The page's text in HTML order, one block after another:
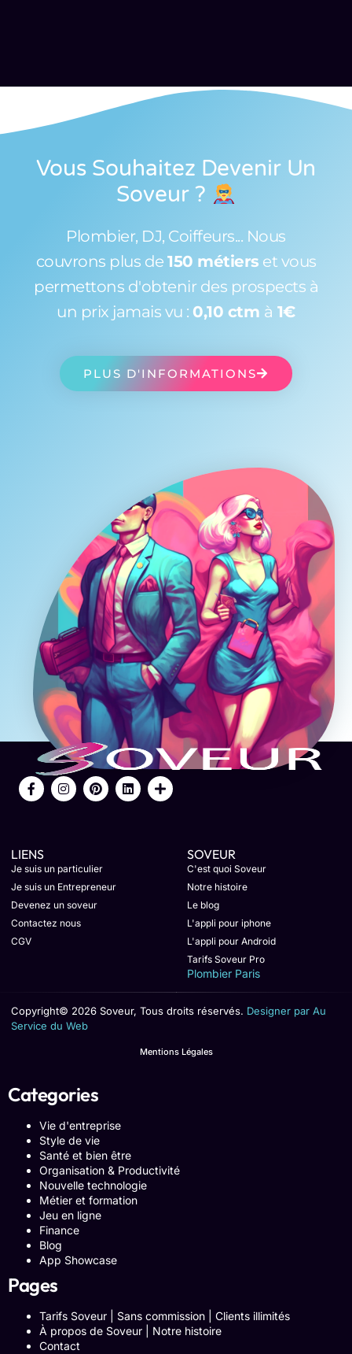
Vous Souhaitez Devenir Un
Soveur ?
Plombier, DJ, Coiffeurs... Nous
couvrons plus de 150 métiers et vous
permettons d'obtenir des prospects à
un prix jamais vu : 0,10 ctm à 1€
PLUS D'INFORMATIONS
LIENS
Je suis un particulier
Je suis un Entrepreneur
Devenez un soveur
Contactez nous
CGV
SOVEUR
C'est quoi Soveur
Notre histoire
Le blog
L'appli pour iphone
L'appli pour Android
Tarifs Soveur Pro
Plombier Paris
Copyright© 2026 Soveur, Tous droits réservés. Designer par Au
Service du Web
Mentions Légales
Categories
Vie d'entreprise
Style de vie
Santé et bien être
Organisation & Productivité
Nouvelle technologie
Métier et formation
Jeu en ligne
Finance
Blog
App Showcase
Pages
Tarifs Soveur | Sans commission | Clients illimités
À propos de Soveur | Notre histoire
Contact